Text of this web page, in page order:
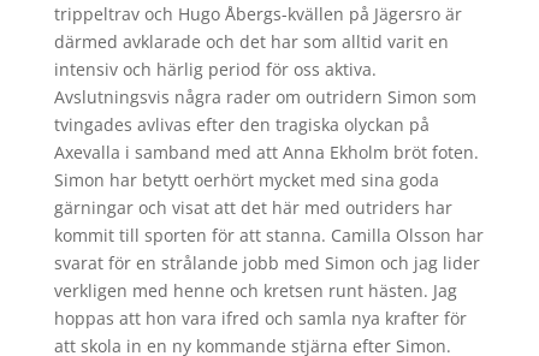
trippeltrav och Hugo Åbergs-kvällen på Jägersro är
därmed avklarade och det har som alltid varit en
intensiv och härlig period för oss aktiva.
Avslutningsvis några rader om outridern Simon som
tvingades avlivas efter den tragiska olyckan på
Axevalla i samband med att Anna Ekholm bröt foten.
Simon har betytt oerhört mycket med sina goda
gärningar och visat att det här med outriders har
kommit till sporten för att stanna. Camilla Olsson har
svarat för en strålande jobb med Simon och jag lider
verkligen med henne och kretsen runt hästen. Jag
hoppas att hon vara ifred och samla nya krafter för
att skola in en ny kommande stjärna efter Simon.